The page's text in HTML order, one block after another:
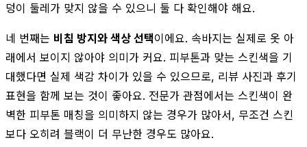
덩이 둘레가 맞지 않을 수 있으니 둘 다 확인해야 해요.
네 번째는 비침 방지와 색상 선택이에요. 속바지는 실제로 옷 아
래에서 보이지 않아야 의미가 커요. 피부톤과 맞는 스킨색을 기
대했다면 실제 색감 차이가 있을 수 있으므로, 리뷰 사진과 후기
표현을 함께 보는 것이 좋아요. 전문가 관점에서는 스킨색이 완
벽한 피부톤 매칭을 의미하지 않는 경우가 많아서, 무조건 스킨
보다 오히려 블랙이 더 무난한 경우도 많아요.